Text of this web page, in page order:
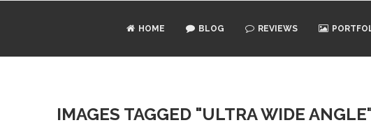
HOME BLOG REVIEWS
IMAGES TAGGED "ULTRA WIDE